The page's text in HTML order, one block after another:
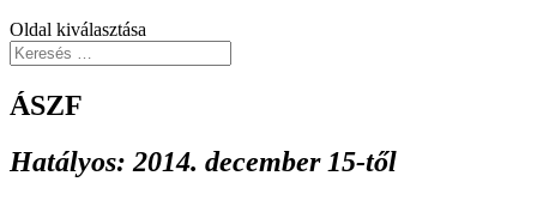
Oldal kiválasztása
ÁSZF
Hatályos: 2014. december 15-től